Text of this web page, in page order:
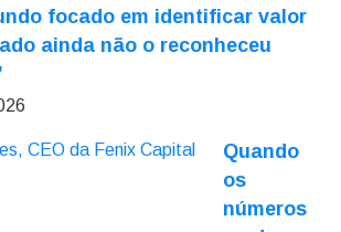
focado em identificar valor
ainda não o reconheceu
Quando
os
números